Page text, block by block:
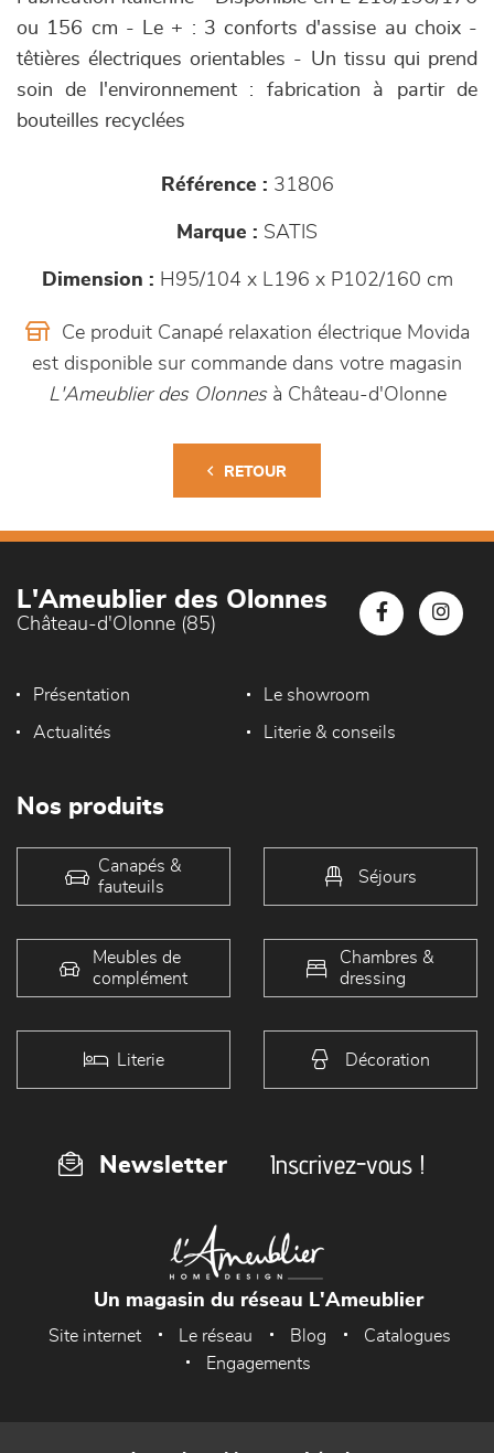
ou 156 cm - Le + : 3 conforts d'assise au choix -
têtières électriques orientables - Un tissu qui prend
soin de l'environnement : fabrication à partir de
bouteilles recyclées
Référence : 31806
Marque : SATIS
Dimension : H95/104 x L196 x P102/160 cm
Ce produit Canapé relaxation électrique Movida
est disponible sur commande dans votre magasin
L'Ameublier des Olonnesà Château-d'Olonne
RETOUR
L'Ameublier des Olonnes
Château-d'Olonne (85)
Présentation Le showroom
Actualités Literie & conseils
Nos produits
Canapés &
fauteuils
Séjours
Meubles de
complément
Chambres &
dressing
Literie Décoration
Newsletter Inscrivez-vous !
Un magasin du réseau L'Ameublier
Site internet Le réseau Blog
Catalogues
Engagements